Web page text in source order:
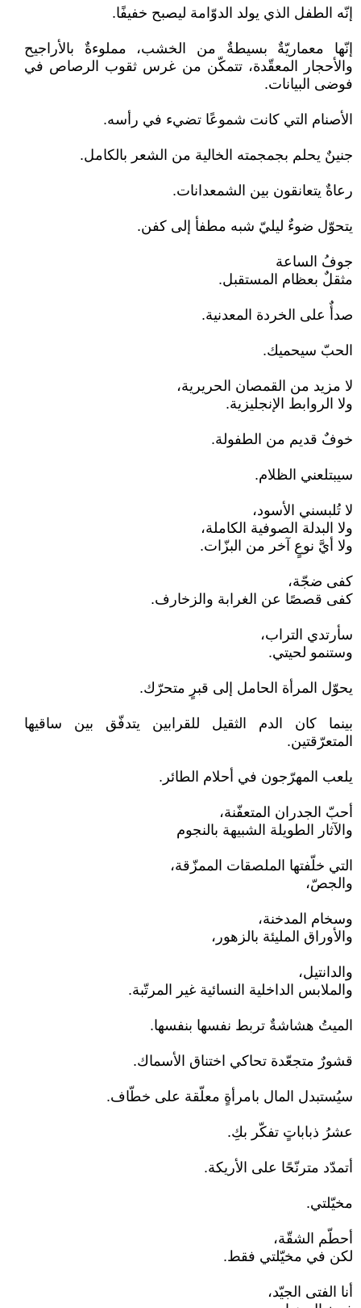
إنّه الطفل الذي يولد الدوّامة ليصبح خفيفًا.
إنّها معماريّةٌ بسيطةٌ من الخشب، مملوءةٌ بالأراجيح
والأحجار المعقّدة، تتمكّن من غرس ثقوب الرصاص في
فوضى البيانات.
الأصنام التي كانت شموعًا تضيء في رأسه.
جنينٌ يحلم بجمجمته الخالية من الشعر بالكامل.
رعاةٌ يتعانقون بين الشمعدانات.
يتحوّل ضوءٌ ليليّ شبه مطفأ إلى كفن.
جوفُ الساعة
مثقلٌ بعظام المستقبل.
صدأٌ على الخردة المعدنية.
الحبّ سيحميك.
لا مزيد من القمصان الحريرية،
ولا الروابط الإنجليزية.
خوفٌ قديم من الطفولة.
سيبتلعني الظلام.
لا تُلبسني الأسود،
ولا البدلة الصوفية الكاملة،
ولا أيَّ نوعٍ آخر من البزّات.
كفى ضجّة،
كفى قصصًا عن الغرابة والزخارف.
سأرتدي التراب،
وستنمو لحيتي.
يحوّل المرأة الحامل إلى قبرٍ متحرّك.
بينما كان الدم الثقيل للقرابين يتدفّق بين ساقيها
المتعرّقتين.
يلعب المهرّجون في أحلام الطائر.
أحبّ الجدران المتعفّنة،
والآثار الطويلة الشبيهة بالنجوم
التي خلّفتها الملصقات الممزّقة،
والجصّ،
وسخام المدخنة،
والأوراق المليئة بالزهور،
والدانتيل،
والملابس الداخلية النسائية غير المرتّبة.
الميتُ هشاشةٌ تربط نفسها بنفسها.
قشورٌ متجعّدة تحاكي اختناق الأسماك.
سيُستبدل المال بامرأةٍ معلّقة على خطّاف.
عشرُ ذباباتٍ تفكّر بكِ.
أتمدّد مترنّحًا على الأريكة.
مخيّلتي.
أحطّم الشقّة،
لكن في مخيّلتي فقط.
أنا الفتى الجيّد،